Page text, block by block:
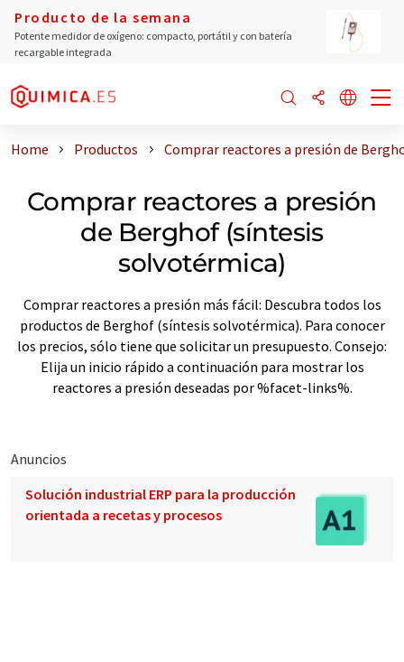
Producto de la semana
Potente medidor de oxígeno: compacto, portátil y con batería
recargable integrada
Home Productos Comprar reactores a presión de
Comprar reactores a presión
de Berghof (síntesis
solvotérmica)
Comprar reactores a presión más fácil: Descubra todos los
productos de Berghof (síntesis solvotérmica). Para conocer
los precios, sólo tiene que solicitar un presupuesto. Consejo:
Elija un inicio rápido a continuación para mostrar los
reactores a presión deseadas por %facet-links%.
Anuncios
Solución industrial ERP para la producción
orientada a recetas y procesos